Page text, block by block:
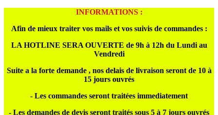
INFORMATIONS :
Afin de mieux traiter vos mails et vos suivis de commandes :
LA HOTLINE SERA OUVERTE de 9h à 12h du Lundi au
Vendredi
Suite a la forte demande , nos delais de livraison seront de 10 à
15 jours ouvrés
- Les commandes seront traitées immediatement
- Les demandes de devis seront traités sous 5 à 7 jours ouvrés